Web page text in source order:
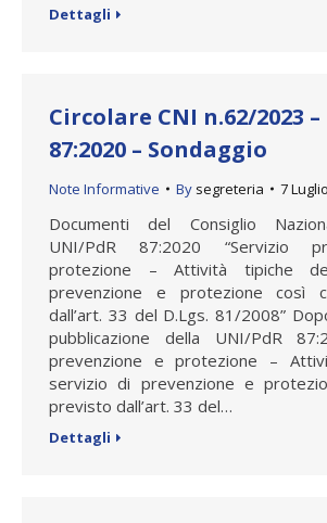
Dettagli
Circolare CNI n.62/2023
87:2020 – Sondaggio
Note Informative By segreteria 7
Documenti del Consiglio
UNI/PdR 87:2020 “Servizio
protezione – Attività tipiche
prevenzione e protezione così
dall’art. 33 del D.Lgs. 81/2008”
pubblicazione della UNI/PdR
prevenzione e protezione –
servizio di prevenzione e
previsto dall’art. 33 del…
Dettagli